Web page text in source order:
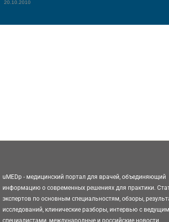
20.10.2010
uMEDp - медицинский портал для врачей, объединяющий
информацию о современных решениях для практики.
экспертов по основным специальностям, обзоры,
исследований, клинические разборы, интервью с
специалистами, международные и российские новости,